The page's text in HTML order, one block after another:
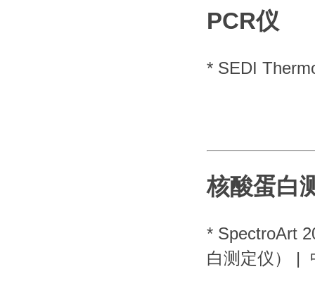
PCR仪
* SEDI
核酸蛋白
* SpectroArt
白测定仪）
|